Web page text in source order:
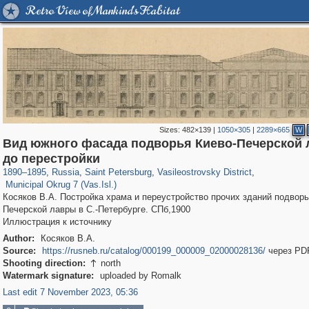
Retro View of Mankind's Habitat
Sizes:482×139 | 1050×305 |2289×665 W
Вид южного фасада подворья Киево-Печерской
до перестройки
1890–1895, Russia
1,405,783
, Saint Petersburg
197,059
, Vasileostrovsky District,
Municipal Okrug 7 (Vas.Isl.)
9,142 456
Косяков В.А. Постройка храма и переустройство прочих зданий
Печерской лавры в С.-Петербурге. СПб,1900
Иллюстрация к источнику
Author:
Косяков В.А.
Source:
https://rusneb.ru/catalog/000199_000009_02000028136/через
Shooting direction:  north
Watermark signature:
uploaded by Romalk
Last edit 7 November 2023, 05:36